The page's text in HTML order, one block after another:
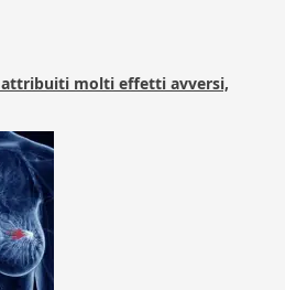
molti effetti avversi,